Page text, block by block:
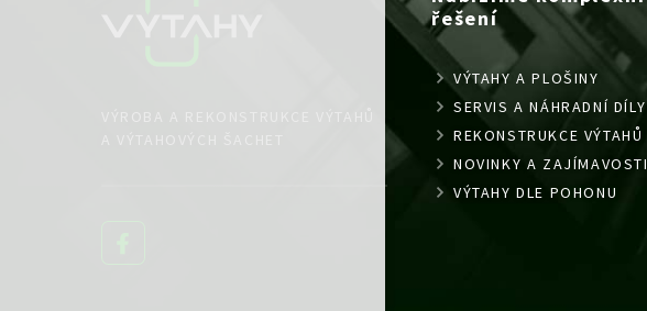
řešení
VÝTAHY A PLOŠINY
SERVIS A NÁHRADNÍ DÍLY
REKONSTRUKCE VÝTAHŮ
NOVINKY A ZAJÍMAVOSTI
VÝTAHY DLE POHONU